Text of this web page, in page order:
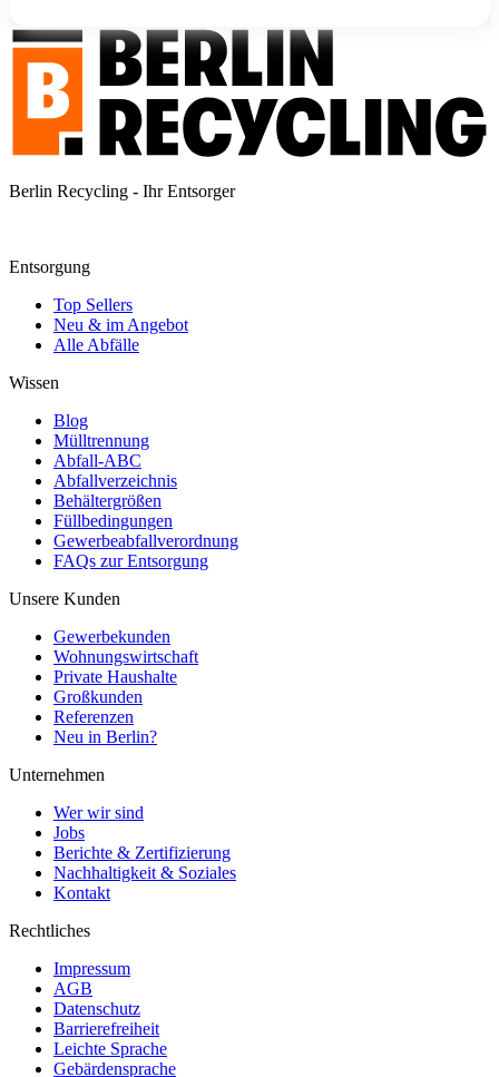
Berlin Recycling - Ihr Entsorger
Entsorgung
Top Sellers
Neu & im Angebot
Alle Abfälle
Wissen
Blog
Mülltrennung
Abfall-ABC
Abfallverzeichnis
Behältergrößen
Füllbedingungen
Gewerbeabfallverordnung
FAQs zur Entsorgung
Unsere Kunden
Gewerbekunden
Wohnungswirtschaft
Private Haushalte
Großkunden
Referenzen
Neu in Berlin?
Unternehmen
Wer wir sind
Jobs
Berichte & Zertifizierung
Nachhaltigkeit & Soziales
Kontakt
Rechtliches
Impressum
AGB
Datenschutz
Barrierefreiheit
Leichte Sprache
Gebärdensprache